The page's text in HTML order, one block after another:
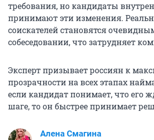
требования, но кандидаты
принимают эти изменения.
соискателей становятся
собеседовании, что затрудняет
Эксперт призывает россиян к
прозрачности на всех этапах
если кандидат понимает, что его
шаге, то он быстрее принимает
Алена Смагина